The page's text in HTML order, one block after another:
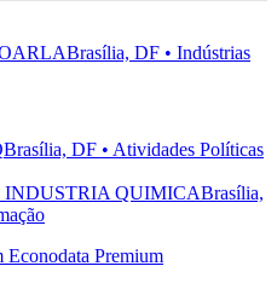
Brasília, DF • Indústrias
Brasília, DF • Atividades Políticas
INDUSTRIA QUIMICABrasília,
Econodata Premium